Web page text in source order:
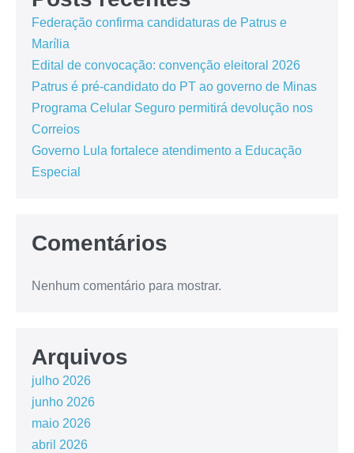
Federação confirma candidaturas de Patrus e
Marília
Edital de convocação: convenção eleitoral 2026
Patrus é pré-candidato do PT ao governo de Minas
Programa Celular Seguro permitirá devolução nos
Correios
Governo Lula fortalece atendimento a Educação
Especial
Comentários
Nenhum comentário para mostrar.
Arquivos
julho 2026
junho 2026
maio 2026
abril 2026